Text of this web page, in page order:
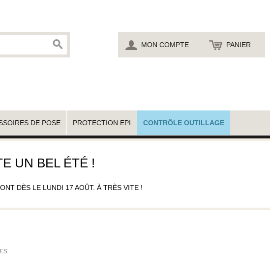
MON COMPTE PANIER
DE POSE PROTECTION EPI CONTRÔLE OUTILLAGE
UN BEL ÉTÉ !
DÈS LE LUNDI 17 AOÛT. À TRÈS VITE !